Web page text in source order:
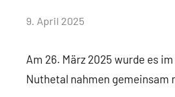
von
Braun
9. April 2025
Am 26. März 2025 wurde es
Nuthetal nahmen gemeinsam